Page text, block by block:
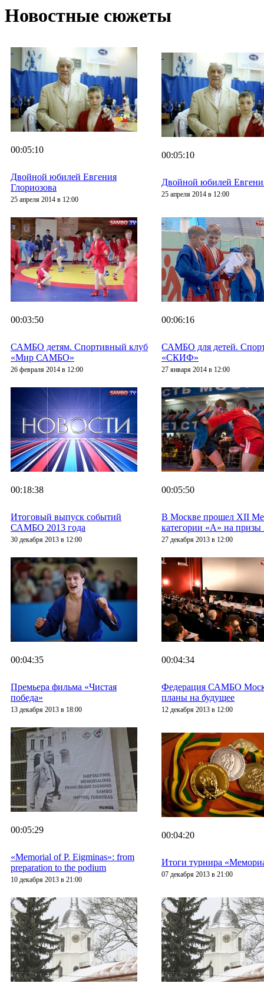
Новостные сюжеты
00:05:10
Двойной юбилей Евгения
Глориозова
25 апреля 2014 в 12:00
00:05:10
Двойной юбилей
25 апреля 2014 в 12:00
00:03:50
САМБО детям. Спортивный клуб
«Мир САМБО»
26 февраля 2014 в 12:00
00:06:16
САМБО для детей.
«СКИФ»
27 января 2014 в 12:00
00:18:38
Итоговый выпуск событий
САМБО 2013 года
30 декабря 2013 в 12:00
00:05:50
В Москве прошел XII
категории «А» на
27 декабря 2013 в 12:00
00:04:35
Премьера фильма «Чистая
победа»
13 декабря 2013 в 18:00
00:04:34
Федерация САМБО
планы на будущее
12 декабря 2013 в 12:00
00:05:29
«Memorial of P. Eigminas»: from
preparation to the podium
10 декабря 2013 в 21:00
00:04:20
Итоги турнира
07 декабря 2013 в 21:00